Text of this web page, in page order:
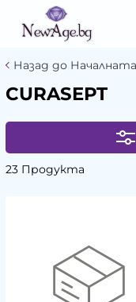
Назад до
CURASEPT
23 Продукта